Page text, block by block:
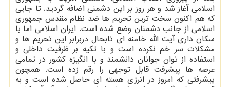
اسلامی آغاز شد و هر روز بر این دشمنی اضافه گردید. تا جایی
که هم اکنون سخت ترین تحریم ها ضد نظام مقدس جمهوری
اسلامی از جانب دشمنان وضع شده است. ایران اسلامی اما با
سکان داری آیت الله خامنه ای تابحال دربرابر این تحریم ها و
مشکلات سر خم نکرده است و با تکیه بر ظرفیت داخلی و
استفاده از توان جوانان دانشمند و با انگیزه کشور در تمامی
عرصه ها پیشرفت قابل توجهی را رقم زده است. همچون
پیشرفتی که امروز در انرژی هسته ای حاصل شده است و به